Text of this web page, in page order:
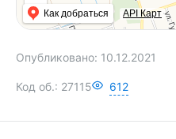
Как добраться API Карт
Опубликовано: 10.12.2021
Код об.: 27115 612